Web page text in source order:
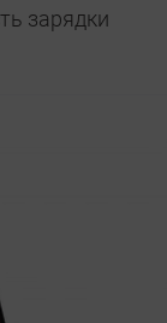
зарядки